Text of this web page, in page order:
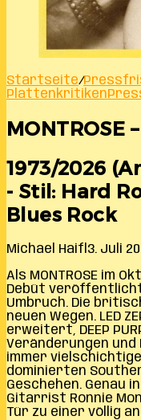
Startseite/
Plattenkritiken
MONTROSE
1973/2026
- Stil: Hard
Blues Rock
Michael Haifl 3. Juli
Als MONTROSE im
Debüt
Umbruch. Die
neuen Wegen. LED
erweitert, DEEP
Veränderungen und
immer
dominierten
Geschehen. Genau
Gitarrist Ronnie
Tür zu einer völlig